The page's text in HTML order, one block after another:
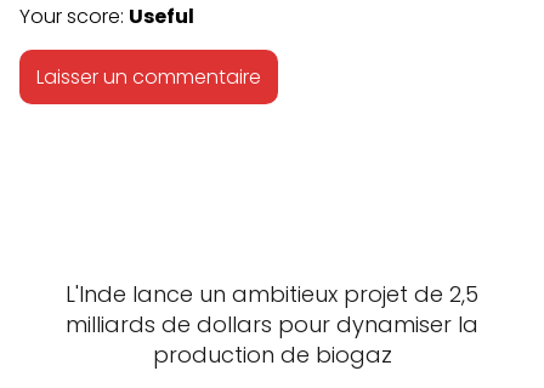
Your score: Useful
L'Inde lance un ambitieux projet de 2,5
milliards de dollars pour dynamiser la
production de biogaz